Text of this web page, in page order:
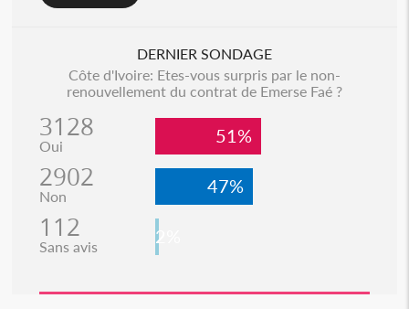
DERNIER SONDAGE
Côte d'Ivoire: Etes-vous surpris par le non-
renouvellement du contrat de Emerse Faé ?
3128
Oui 51%
2902
Non 47%
112
Sans avis 2%